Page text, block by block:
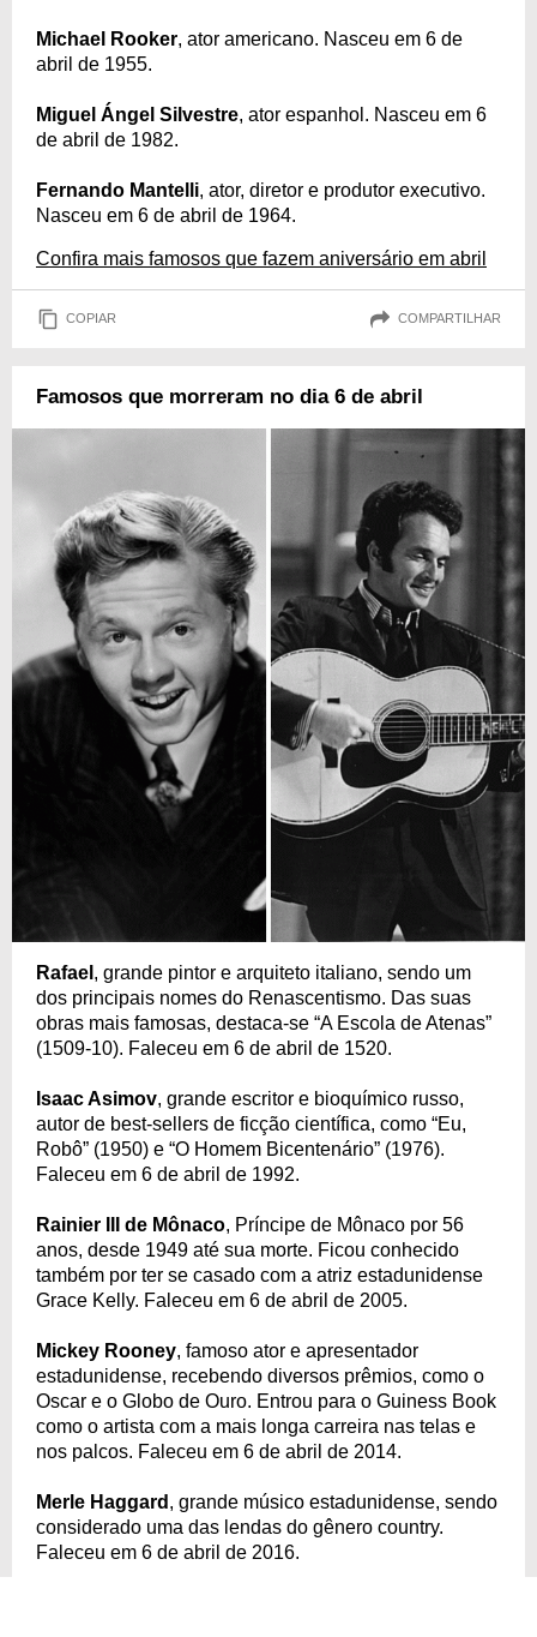
Michael Rooker, ator americano. Nasceu em 6 de
abril de 1955.
Miguel Ángel Silvestre, ator espanhol. Nasceu em 6
de abril de 1982.
Fernando Mantelli, ator, diretor e produtor executivo.
Nasceu em 6 de abril de 1964.
Confira mais famosos que fazem aniversário em abril
COPIAR COMPARTILHAR
Famosos que morreram no dia 6 de abril
Rafael , grande pintor e arquiteto italiano, sendo um
dos principais nomes do Renascentismo. Das suas
obras mais famosas, destaca-se “A Escola de Atenas”
(1509-10). Faleceu em 6 de abril de 1520.
Isaac Asimov, grande escritor e bioquímico russo,
autor de best-sellers de ficção científica, como “Eu,
Robô” (1950) e “O Homem Bicentenário” (1976).
Faleceu em 6 de abril de 1992.
Rainier III de Mônaco, Príncipe de Mônaco por 56
anos, desde 1949 até sua morte. Ficou conhecido
também por ter se casado com a atriz estadunidense
Grace Kelly. Faleceu em 6 de abril de 2005.
Mickey Rooney, famoso ator e apresentador
estadunidense, recebendo diversos prêmios, como o
Oscar e o Globo de Ouro. Entrou para o Guiness Book
como o artista com a mais longa carreira nas telas e
nos palcos. Faleceu em 6 de abril de 2014.
Merle Haggard , grande músico estadunidense, sendo
considerado uma das lendas do gênero country.
Faleceu em 6 de abril de 2016.